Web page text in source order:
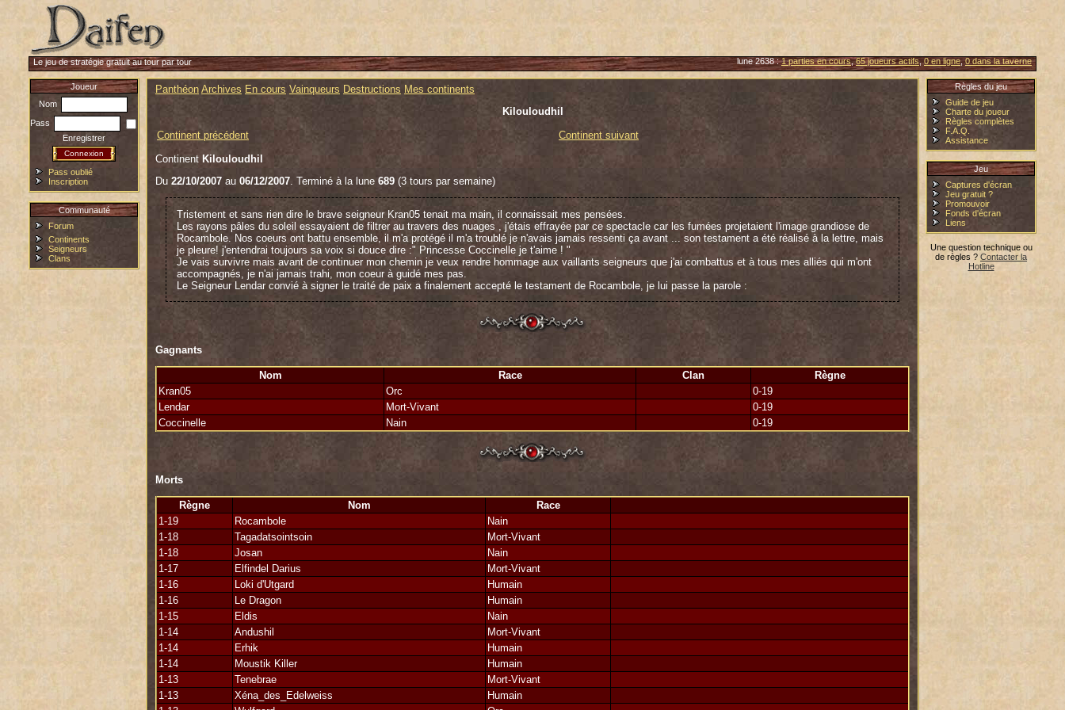
Le jeu de stratégie gratuit au tour par tour lune 2638 :1 parties en cours,65 joueurs actifs, 0 en ligne,0 dans la taverne
Joueur
Nom
Pass
Enregistrer
Pass oublié
Inscription
Communauté
Forum
Continents
Seigneurs
Clans
Panthéon Archives En cours Vainqueurs Destructions Mes continents
Kilouloudhil
Continent précédent
Continent suivant
Continent Kilouloudhil
Du 22/10/2007 au 06/12/2007. Terminé à la lune 689 (3 tours par semaine)
Tristement et sans rien dire le brave seigneur Kran05 tenait ma main, il connaissait mes pensées.
Les rayons pâles du soleil essayaient de filtrer au travers des nuages , j'étais effrayée par ce spectacle car les fumées projetaient l'image grandiose de
Rocambole. Nos coeurs ont battu ensemble, il m'a protégé il m'a troublé je n'avais jamais ressenti ça avant ... son testament a été réalisé à la lettre, mais
je pleure! j'entendrai toujours sa voix si douce dire :" Princesse Coccinelle je t'aime ! "
Je vais survivre mais avant de continuer mon chemin je veux rendre hommage aux vaillants seigneurs que j'ai combattus et à tous mes alliés qui m'ont
accompagnés, je n'ai jamais trahi, mon coeur à guidé mes pas.
Le Seigneur Lendar convié à signer le traité de paix a finalement accepté le testament de Rocambole, je lui passe la parole :
Je voudrais dédier cette première victoire à mon fidèle ami et allié Tagadatsointsoin, ainsi qu'au seigneur Nain Josan, avec qui j'ai traversé les nombreuses
batailles de ce continent et qui se sont fait surprendre juste avant le dénouement final...
Mes pensées se tournent également vers le sieur Rocambole, qui a une fois de plus fait montre de sa grande générosité en laissant les honneurs aux
autres en se retirant du quatuor final.
Félicitations également à Coccinelle et Kran05 avec qui je partage cette victoire de circonstances, pour leur habilité diplomatique et militaire.
La fête peu commencer .
Gagnants
Nom Race Clan
Règne
Kran05
Orc
0-19
Lendar
Mort-Vivant
0-19
Coccinelle
Nain 0-19
Morts
Règne Nom
Race
1-19
Rocambole
Nain
1-18
Tagadatsointsoin
Mort-Vivant
1-18
Josan
Nain
1-17
Elfindel Darius
Mort-Vivant
1-16
Loki d'Utgard
Humain
1-16
Le Dragon
Humain
1-15
Eldis
Nain
1-14
Andushil
Mort-Vivant
1-14
Erhik
Humain
1-14
Moustik Killer
Humain
1-13
Tenebrae
Mort-Vivant
1-13
Xéna_des_Edelweiss
Humain
Règles du jeu
Guide de jeu
Charte du joueur
Règles complètes
F.A.Q.
Assistance
Jeu
Captures d'écran
Jeu gratuit ?
Promouvoir
Fonds d'écran
Liens
Une question technique ou
de règles ? Contacter la
Hotline